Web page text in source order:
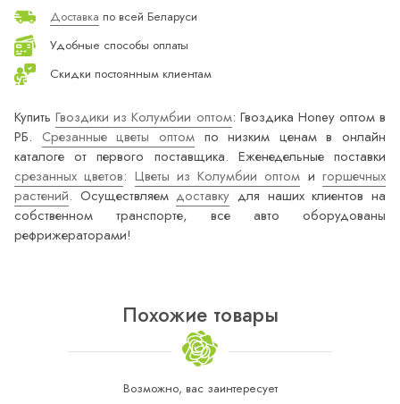
Доставка по всей Беларуси
Удобные способы оплаты
Скидки постоянным клиентам
КупитьГвоздики из Колумбии оптом: Гвоздика Honey оптом в
РБ. Срезанные цветы оптомпо низким ценам в онлайн
каталоге от первого поставщика. Еженедельные поставки
срезанных цветов: Цветы из Колумбии оптом игоршечных
растений. Осуществляемдоставку для наших клиентов на
собственном транспорте, все авто оборудованы
рефрижераторами!
Похожие товары
Возможно, вас заинтересует